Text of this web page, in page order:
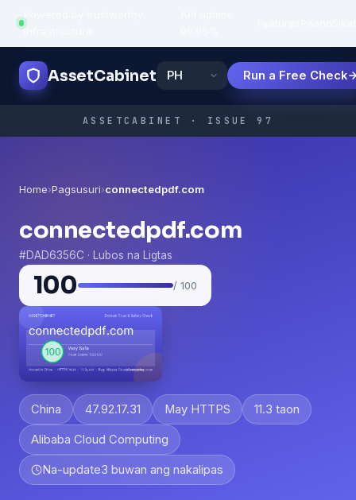
infrastructure
AssetCabinet Run a Free Check
ASSETCABINET · ISSUE 97
Home›Pagsusuri›connectedpdf.com
connectedpdf.com
#DAD6356C · Lubos na Ligtas
100 / 100
China 47.92.17.31 May HTTPS 11.3 taon
Alibaba Cloud Computing
Na-update3 buwan ang nakalipas